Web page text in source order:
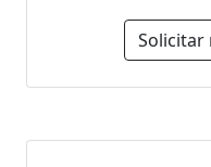
Solicitar